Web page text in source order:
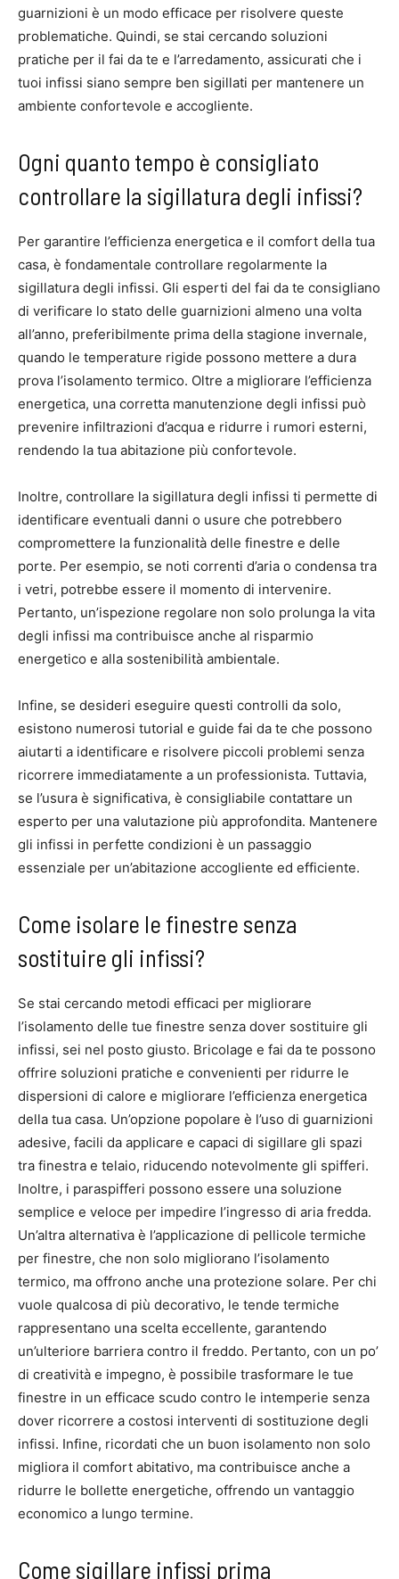
guarnizioni è un modo efficace per risolvere queste
problematiche. Quindi, se stai cercando soluzioni
pratiche per il fai da te e l’arredamento, assicurati che i
tuoi infissi siano sempre ben sigillati per mantenere un
ambiente confortevole e accogliente.
Ogni quanto tempo è consigliato
controllare la sigillatura degli infissi?
Per garantire l’efficienza energetica e il comfort della tua
casa, è fondamentale controllare regolarmente la
sigillatura degli infissi. Gli esperti del fai da te consigliano
di verificare lo stato delle guarnizioni almeno una volta
all’anno, preferibilmente prima della stagione invernale,
quando le temperature rigide possono mettere a dura
prova l’isolamento termico. Oltre a migliorare l’efficienza
energetica, una corretta manutenzione degli infissi può
prevenire infiltrazioni d’acqua e ridurre i rumori esterni,
rendendo la tua abitazione più confortevole.
Inoltre, controllare la sigillatura degli infissi ti permette di
identificare eventuali danni o usure che potrebbero
compromettere la funzionalità delle finestre e delle
porte. Per esempio, se noti correnti d’aria o condensa tra
i vetri, potrebbe essere il momento di intervenire.
Pertanto, un’ispezione regolare non solo prolunga la vita
degli infissi ma contribuisce anche al risparmio
energetico e alla sostenibilità ambientale.
Infine, se desideri eseguire questi controlli da solo,
esistono numerosi tutorial e guide fai da te che possono
aiutarti a identificare e risolvere piccoli problemi senza
ricorrere immediatamente a un professionista. Tuttavia,
se l’usura è significativa, è consigliabile contattare un
esperto per una valutazione più approfondita. Mantenere
gli infissi in perfette condizioni è un passaggio
essenziale per un’abitazione accogliente ed efficiente.
Come isolare le finestre senza
sostituire gli infissi?
Se stai cercando metodi efficaci per migliorare
l’isolamento delle tue finestre senza dover sostituire gli
infissi, sei nel posto giusto. Bricolage e fai da te possono
offrire soluzioni pratiche e convenienti per ridurre le
dispersioni di calore e migliorare l’efficienza energetica
della tua casa. Un’opzione popolare è l’uso di guarnizioni
adesive, facili da applicare e capaci di sigillare gli spazi
tra finestra e telaio, riducendo notevolmente gli spifferi.
Inoltre, i paraspifferi possono essere una soluzione
semplice e veloce per impedire l’ingresso di aria fredda.
Un’altra alternativa è l’applicazione di pellicole termiche
per finestre, che non solo migliorano l’isolamento
termico, ma offrono anche una protezione solare. Per chi
vuole qualcosa di più decorativo, le tende termiche
rappresentano una scelta eccellente, garantendo
un’ulteriore barriera contro il freddo. Pertanto, con un po’
di creatività e impegno, è possibile trasformare le tue
finestre in un efficace scudo contro le intemperie senza
dover ricorrere a costosi interventi di sostituzione degli
infissi. Infine, ricordati che un buon isolamento non solo
migliora il comfort abitativo, ma contribuisce anche a
ridurre le bollette energetiche, offrendo un vantaggio
economico a lungo termine.
Come sigillare infissi prima